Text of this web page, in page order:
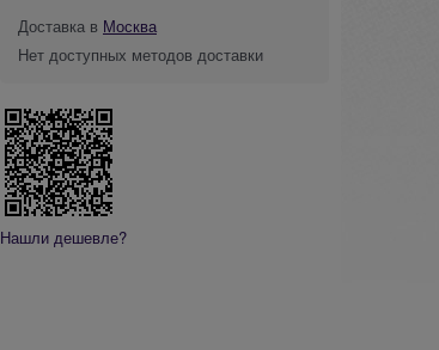
Доставка в Москва
Нет доступных методов доставки
Нашли дешевле?